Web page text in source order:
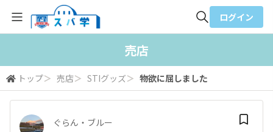
検索
ログイン
売店
トップ＞ 売店＞ STIグッズ＞ 物欲に屈しました
ぐらん・ブルー